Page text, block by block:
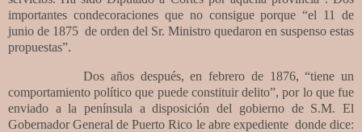
importantes condecoraciones que no consigue porque “el 11 de
junio de 1875 de orden del Sr. Ministro quedaron en suspenso estas
propuestas”.
Dos años después, en febrero de 1876, “tiene un
comportamiento político que puede constituir delito”, por lo que fue
enviado a la península a disposición del gobierno de S.M. El
Gobernador General de Puerto Rico le abre expediente donde dice: